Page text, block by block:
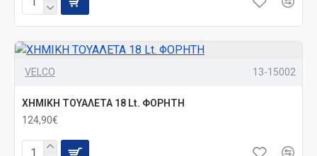
VELCO 13-15002
ΧΗΜΙΚΗ ΤΟΥΑΛΕΤΑ 18 Lt. ΦΟΡΗΤΗ
124,90€